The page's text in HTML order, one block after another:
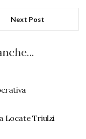
Next Post
Locate Triulzi